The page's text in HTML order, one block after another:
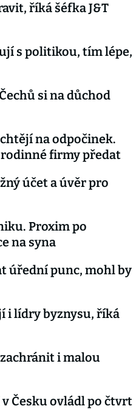
říká šéfka J&T
s politikou, tím lépe,
si na důchod
na odpočinek.
firmy předat
účet a úvěr pro
Proxim po
na syna
úřední punc, mohl by
i lídry byznysu, říká
i malou
Česku ovládl po čtvrt